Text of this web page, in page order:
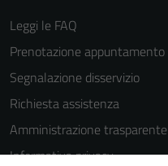
Leggi le FAQ
Prenotazione appuntamento
Segnalazione disservizio
Richiesta assistenza
Amministrazione trasparente
Informativa privacy